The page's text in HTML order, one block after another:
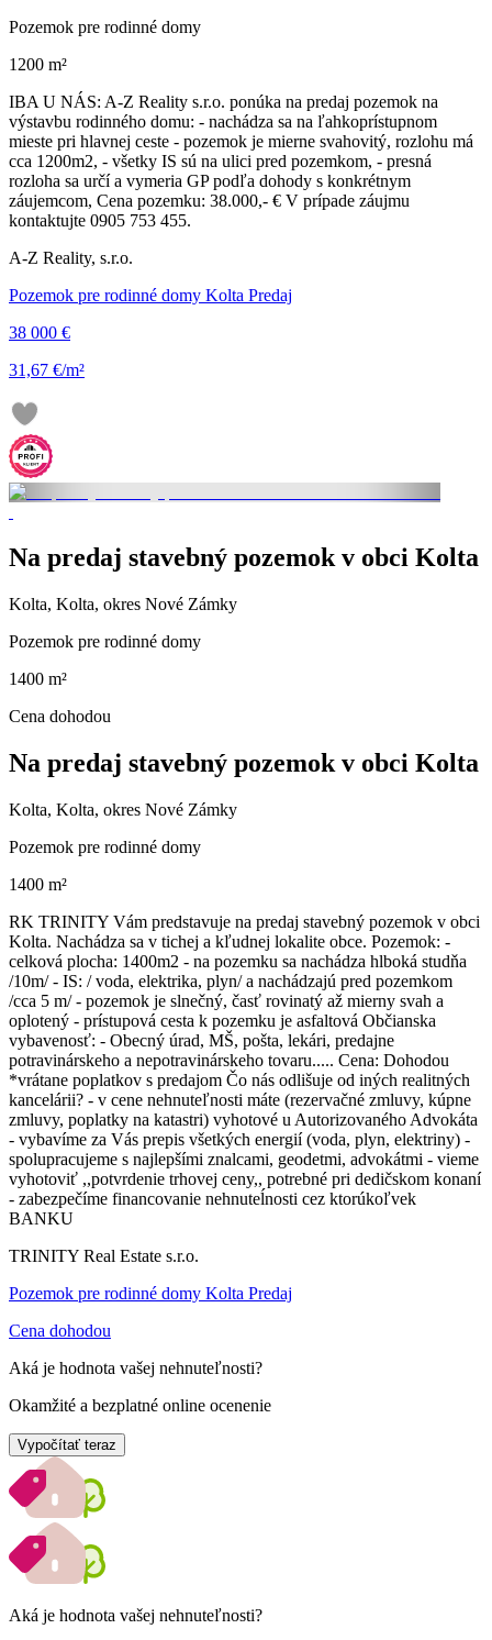
Pozemok pre rodinné domy
1200 m²
IBA U NÁS: A-Z Reality s.r.o. ponúka na predaj pozemok na
výstavbu rodinného domu: - nachádza sa na ľahkoprístupnom
mieste pri hlavnej ceste - pozemok je mierne svahovitý, rozlohu má
cca 1200m2, - všetky IS sú na ulici pred pozemkom, - presná
rozloha sa určí a vymeria GP podľa dohody s konkrétnym
záujemcom, Cena pozemku: 38.000,- € V prípade záujmu
kontaktujte 0905 753 455.
A-Z Reality, s.r.o.
Pozemok pre rodinné domy Kolta Predaj
38 000 €
31,67 €/m²
Na predaj stavebný pozemok v obci Kolta
Kolta, Kolta, okres Nové Zámky
Pozemok pre rodinné domy
1400 m²
Cena dohodou
Na predaj stavebný pozemok v obci Kolta
Kolta, Kolta, okres Nové Zámky
Pozemok pre rodinné domy
1400 m²
RK TRINITY Vám predstavuje na predaj stavebný pozemok v obci
Kolta. Nachádza sa v tichej a kľudnej lokalite obce. Pozemok: -
celková plocha: 1400m2 - na pozemku sa nachádza hlboká studňa
/10m/ - IS: / voda, elektrika, plyn/ a nachádzajú pred pozemkom
/cca 5 m/ - pozemok je slnečný, časť rovinatý až mierny svah a
oplotený - prístupová cesta k pozemku je asfaltová Občianska
vybavenosť: - Obecný úrad, MŠ, pošta, lekári, predajne
potravinárskeho a nepotravinárskeho tovaru..... Cena: Dohodou
*vrátane poplatkov s predajom Čo nás odlišuje od iných realitných
kancelárii? - v cene nehnuteľnosti máte (rezervačné zmluvy, kúpne
zmluvy, poplatky na katastri) vyhotové u Autorizovaného Advokáta
- vybavíme za Vás prepis všetkých energií (voda, plyn, elektriny) -
spolupracujeme s najlepšími znalcami, geodetmi, advokátmi - vieme
vyhotoviť ,,potvrdenie trhovej ceny,, potrebné pri dedičskom konaní
- zabezpečíme financovanie nehnuteĺnosti cez ktorúkoľvek
BANKU
TRINITY Real Estate s.r.o.
Pozemok pre rodinné domy Kolta Predaj
Cena dohodou
Aká je hodnota vašej nehnuteľnosti?
Okamžité a bezplatné online ocenenie
Vypočítať teraz
Aká je hodnota vašej nehnuteľnosti?